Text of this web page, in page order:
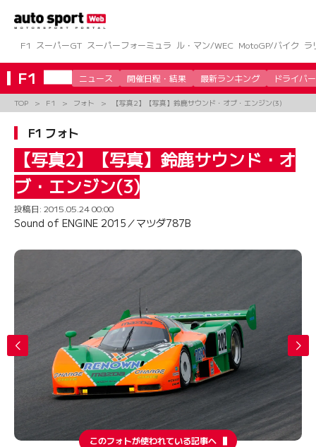
ツ
へ
ス
キ
ッ
F1 スーパーGT スーパーフォーミュラ ル・マン/WEC MotoGP/バイク ラ
F1 ニュース 開催日程・結果 最新ランキング ドライバー
TOP F1 フォト 【写真2】【写真】鈴鹿サウンド・オブ・エンジン(3)
F1 フォト
【写真2】【写真】鈴鹿サウンド・オ
ブ・エンジン(3)
投稿日: 2015.05.24 00:00
Sound of ENGINE 2015／マツダ787B
このフォトが使われている記事へ